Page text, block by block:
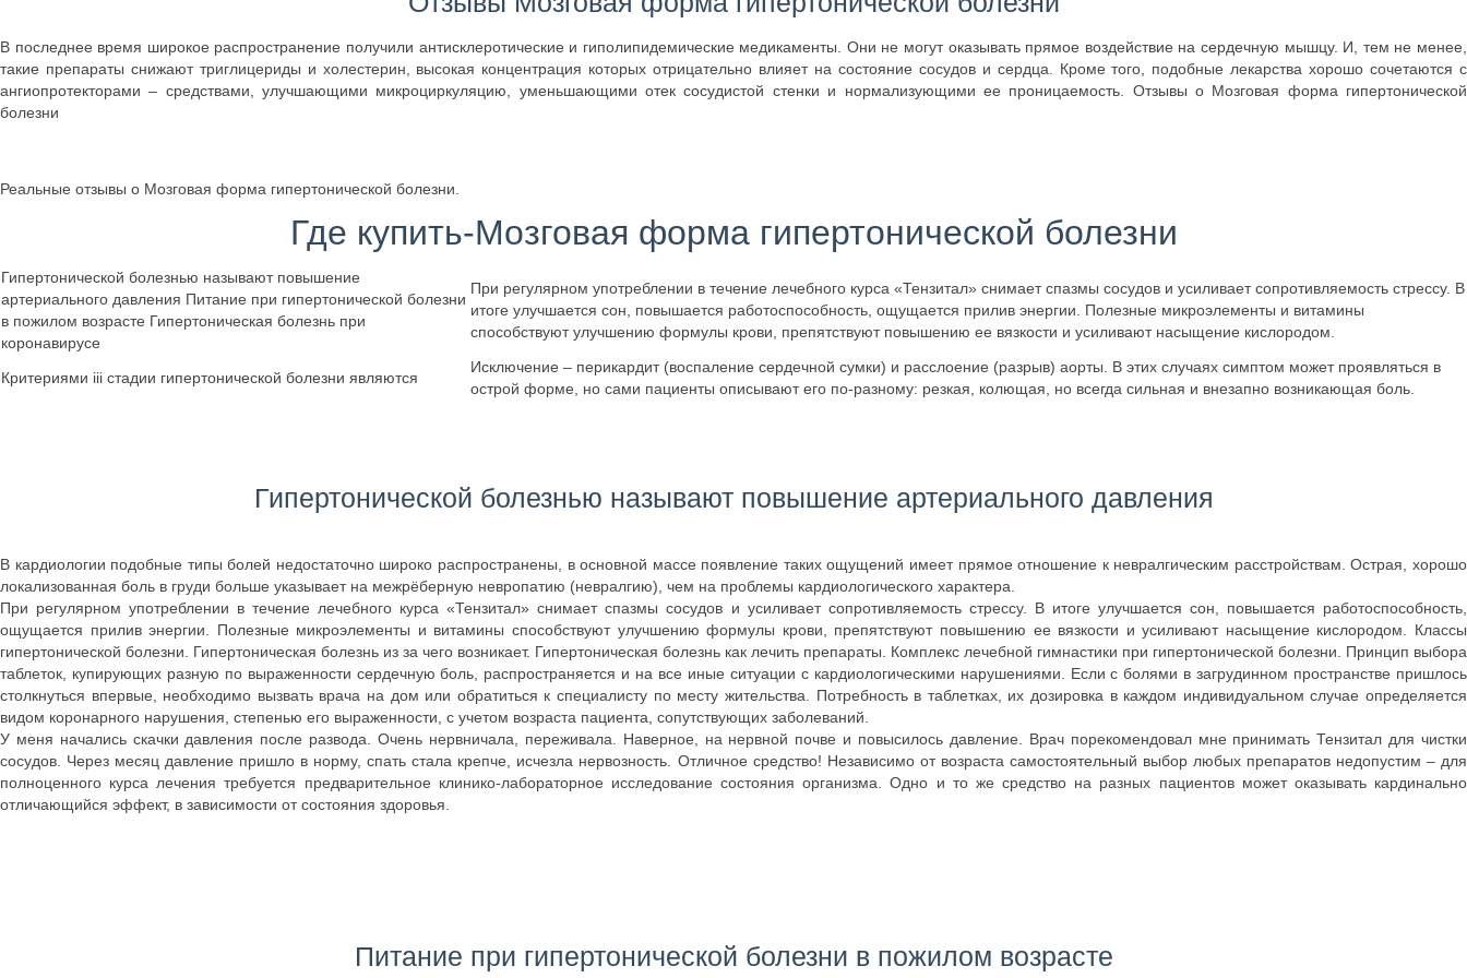
В последнее время широкое распространение получили антисклеротические и гиполипидемические медикаменты. Они не могут оказывать прямое воздействие на сердечную мышцу. И, тем не менее,
такие препараты снижают триглицериды и холестерин, высокая концентрация которых отрицательно влияет на состояние сосудов и сердца. Кроме того, подобные лекарства хорошо сочетаются с
ангиопротекторами – средствами, улучшающими микроциркуляцию, уменьшающими отек сосудистой стенки и нормализующими ее проницаемость. Отзывы о Мозговая форма гипертонической
болезни
Реальные отзывы о Мозговая форма гипертонической болезни.
Где купить-Мозговая форма гипертонической болезни
Гипертонической болезнью называют повышение
артериального давления Питание при гипертонической болезни
в пожилом возрасте Гипертоническая болезнь при
коронавирусе
При регулярном употреблении в течение лечебного курса «Тензитал» снимает спазмы сосудов и усиливает сопротивляемость стрессу. В
итоге улучшается сон, повышается работоспособность, ощущается прилив энергии. Полезные микроэлементы и витамины
способствуют улучшению формулы крови, препятствуют повышению ее вязкости и усиливают насыщение кислородом.
Критериями iii стадии гипертонической болезни являются
Исключение – перикардит (воспаление сердечной сумки) и расслоение (разрыв) аорты. В этих случаях симптом может проявляться в
острой форме, но сами пациенты описывают его по-разному: резкая, колющая, но всегда сильная и внезапно возникающая боль.
Гипертонической болезнью называют повышение артериального давления
В кардиологии подобные типы болей недостаточно широко распространены, в основной массе появление таких ощущений имеет прямое отношение к невралгическим расстройствам. Острая, хорошо
локализованная боль в груди больше указывает на межрёберную невропатию (невралгию), чем на проблемы кардиологического характера.
При регулярном употреблении в течение лечебного курса «Тензитал» снимает спазмы сосудов и усиливает сопротивляемость стрессу. В итоге улучшается сон, повышается работоспособность,
ощущается прилив энергии. Полезные микроэлементы и витамины способствуют улучшению формулы крови, препятствуют повышению ее вязкости и усиливают насыщение кислородом. Классы
гипертонической болезни. Гипертоническая болезнь из за чего возникает. Гипертоническая болезнь как лечить препараты. Комплекс лечебной гимнастики при гипертонической болезни. Принцип выбора
таблеток, купирующих разную по выраженности сердечную боль, распространяется и на все иные ситуации с кардиологическими нарушениями. Если с болями в загрудинном пространстве пришлось
столкнуться впервые, необходимо вызвать врача на дом или обратиться к специалисту по месту жительства. Потребность в таблетках, их дозировка в каждом индивидуальном случае определяется
видом коронарного нарушения, степенью его выраженности, с учетом возраста пациента, сопутствующих заболеваний.
У меня начались скачки давления после развода. Очень нервничала, переживала. Наверное, на нервной почве и повысилось давление. Врач порекомендовал мне принимать Тензитал для чистки
сосудов. Через месяц давление пришло в норму, спать стала крепче, исчезла нервозность. Отличное средство! Независимо от возраста самостоятельный выбор любых препаратов недопустим – для
полноценного курса лечения требуется предварительное клинико-лабораторное исследование состояния организма. Одно и то же средство на разных пациентов может оказывать кардинально
отличающийся эффект, в зависимости от состояния здоровья.
Питание при гипертонической болезни в пожилом возрасте